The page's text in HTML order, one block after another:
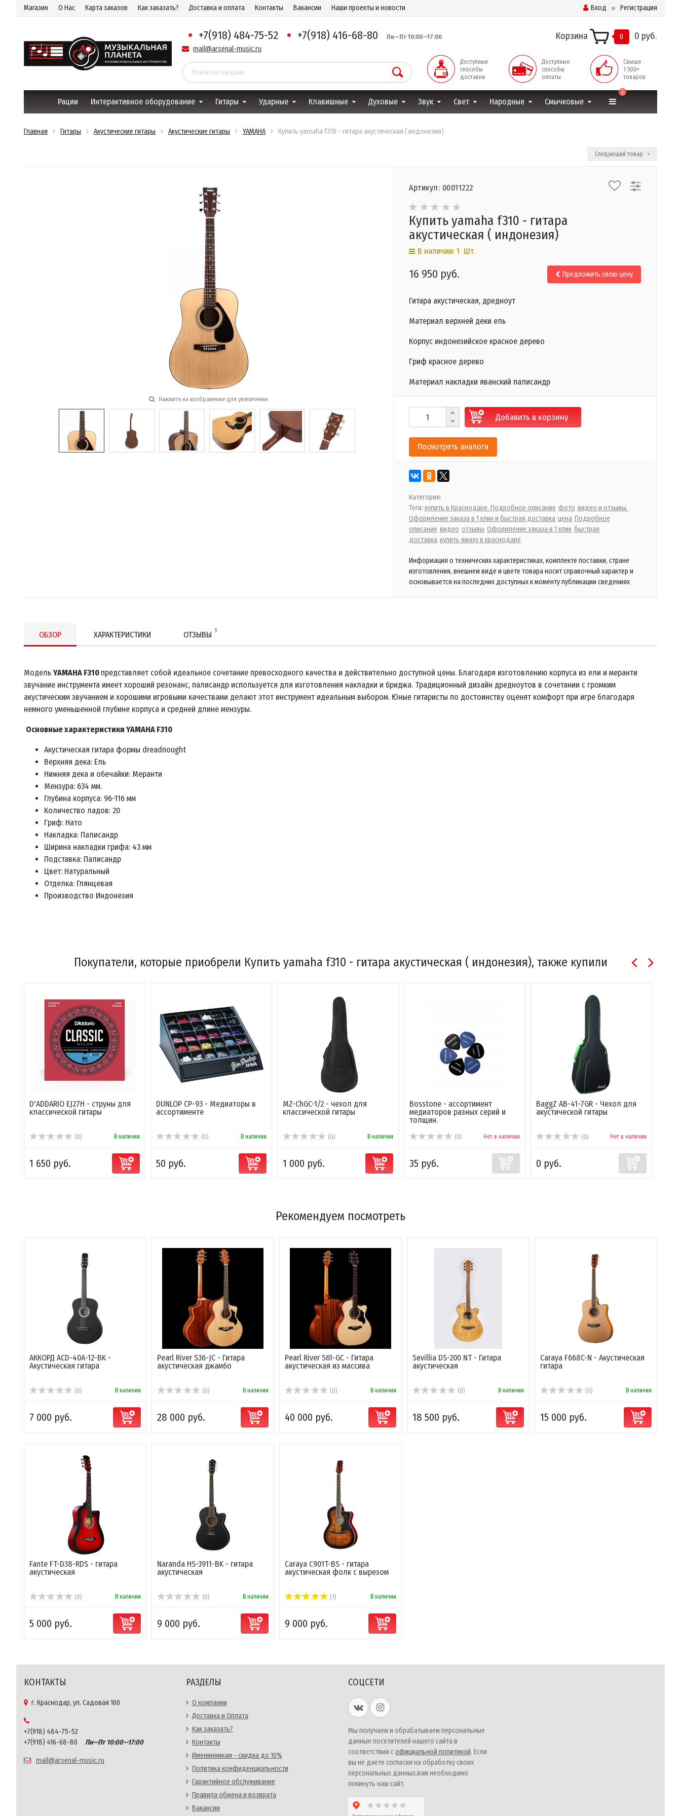
Магазин О Нас Карта заказов Как заказать? Доставка и оплата Контакты Вакансии Наши проекты и новости Вход Регистрация
+7(918) 484-75-52 +7(918) 416-68-80 Пн—Пт 10:00—17:00
mail@arsenal-music.ru
Корзина 0 0 руб.
Доступные
способы
доставки
Доступные
способы
оплаты
Свыше
1 500+
товаров
Рации Интерактивное оборудование Гитары Ударные Клавишные Духовые Звук Свет Народные Смычковые
3
Главная Гитары Акустические гитары Акустические гитары YAMAHA Купить yamaha f310 - гитара акустическая ( индонезия)
Следующий товар
Нажмите на изображение для увеличения
Артикул: 00011222
Купить yamaha f310 - гитара
акустическая ( индонезия)
В наличии: 1 Шт.
16 950 руб. Предложить свою цену
Гитара акустическая, дредноут
Материал верхней деки ель
Корпус индонезийское красное дерево
Гриф красное дерево
Материал накладки яванский палисандр
Добавить в корзину
Посмотреть аналоги
Категория:
Теги: купить в Краснодаре. Подробное описание фото видео и отзывы.
Оформление заказа в 1 клик и быстрая доставка цена Подробное
описание видео отзывы Оформление заказа в 1 клик быстрая
доставка купить ямаху в краснодаре
Информация о технических характеристиках, комплекте поставки, стране
изготовления, внешнем виде и цвете товара носит справочный характер и
основывается на последних доступных к моменту публикации сведениях
ОБЗОР ХАРАКТЕРИСТИКИ ОТЗЫВЫ 1
Модель YAMAHA F310 представляет собой идеальное сочетание превосходного качества и действительно доступной цены. Благодаря изготовлению корпуса из ели и меранти
звучание инструмента имеет хороший резонанс, палисандр используется для изготовления накладки и бриджа. Традиционный дизайн дредноутов в сочетании с громким
акустическим звучанием и хорошими игровыми качествами делают этот инструмент идеальным выбором. Юные гитаристы по достоинству оценят комфорт при игре благодаря
немного уменьшенной глубине корпуса и средней длине мензуры.
Основные характеристики YAMAHA F310
Акустическая гитара формы dreadnought
Верхняя дека: Ель
Нижняя дека и обечайки: Меранти
Мензура: 634 мм.
Глубина корпуса: 96-116 мм
Количество ладов: 20
Гриф: Нато
Накладка: Палисандр
Ширина накладки грифа: 43 мм
Подставка: Палисандр
Цвет: Натуральный
Отделка: Глянцевая
Производство Индонезия
Покупатели, которые приобрели Купить yamaha f310 - гитара акустическая ( индонезия), также купили
D'ADDARIO EJ27H - струны для
классической гитары
(0) В наличии
1 650 руб.
DUNLOP CP-93 - Медиаторы в
ассортименте
(0) В наличии
50 руб.
MZ-ChGC-1/2 - чехол для
классической гитары
(0) В наличии
1 000 руб.
Bosstone - ассортимент
медиаторов разных серий и
толщин.
(0) Нет в наличии
35 руб.
BaggZ AB-41-7GR - Чехол для
акустической гитары
(0) Нет в наличии
0 руб.
Рекомендуем посмотреть
АККОРД ACD-40A-12-BK -
Акустическая гитара
(0) В наличии
7 000 руб.
Pearl River S36-JC - Гитара
акустическая джамбо
(0) В наличии
28 000 руб.
Pearl River S61-GC - Гитара
акустическая из массива
(0) В наличии
40 000 руб.
Sevillia DS-200 NT - Гитара
акустическая
(0) В наличии
18 500 руб.
Caraya F668C-N - Акустическая
гитара
(0) В наличии
15 000 руб.
Fante FT-D38-RDS - гитара
акустическая
(0) В наличии
5 000 руб.
Naranda HS-3911-BK - гитара
акустическая
(0) В наличии
9 000 руб.
Caraya C901T-BS - гитара
акустическая фолк с вырезом
(1) В наличии
9 000 руб.
КОНТАКТЫ
г. Краснодар, ул. Садовая 100
+7(918) 484-75-52
+7(918) 416-68-80
Пн—Пт 10:00—17:00
mail@arsenal-music.ru
РАЗДЕЛЫ
О компании
Доставка и Оплата
Как заказать?
Контакты
Именинникам - скидка до 10%
Политика конфиденциальности
Гарантийное обслуживание
Правила обмена и возврата
Вакансии
СОЦСЕТИ
Мы получаем и обрабатываем персональные
данные посетителей нашего сайта в
соответствии софициальной политикой. Если
вы не даете согласия на обработку своих
персональных данных,вам необходимо
покинуть наш сайт.